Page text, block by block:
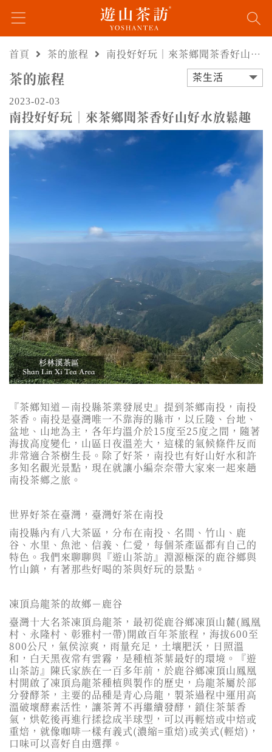
首頁 茶的旅程 南投好好玩｜來茶鄉聞茶香好山好水放鬆趣
茶的旅程 茶生活
2023-02-03
南投好好玩｜來茶鄉聞茶香好山好水放鬆趣
『茶鄉知道－南投縣茶業發展史』提到茶鄉南投，南投
茶香。南投是臺灣唯一不靠海的縣市，以丘陵、台地、
盆地、山地為主，各年均溫介於15度至25度之間，隨著
海拔高度變化，山區日夜溫差大，這樣的氣候條件反而
非常適合茶樹生長。除了好茶，南投也有好山好水和許
多知名觀光景點，現在就讓小編奈奈帶大家來一起來趟
南投茶鄉之旅。
世界好茶在臺灣，臺灣好茶在南投
南投縣內有八大茶區，分布在南投、名間、竹山、鹿
谷、水里、魚池、信義、仁愛，每個茶產區都有自己的
特色。我們來聊聊與『遊山茶訪』淵源極深的鹿谷鄉與
竹山鎮，有著那些好喝的茶與好玩的景點。
凍頂烏龍茶的故鄉－鹿谷
臺灣十大名茶凍頂烏龍茶，最初從鹿谷鄉凍頂山麓(鳳凰
村、永隆村、彰雅村一帶)開啟百年茶旅程，海拔600至
800公尺，氣侯涼爽，雨量充足，土壤肥沃，日照溫
和，白天黑夜常有雲霧，是種植茶葉最好的環境。『遊
山茶訪』陳氏家族在一百多年前，於鹿谷鄉凍頂山鳳凰
村開啟了凍頂烏龍茶種植與製作的歷史，烏龍茶屬於部
分發酵茶，主要的品種是青心烏龍，製茶過程中運用高
溫破壞酵素活性，讓茶菁不再繼續發酵，鎖住茶葉香
氣，烘乾後再進行揉捻成半球型，可以再輕焙或中焙或
重焙，就像咖啡一樣有義式(濃縮=重焙)或美式(輕焙)，
口味可以喜好自由選擇。